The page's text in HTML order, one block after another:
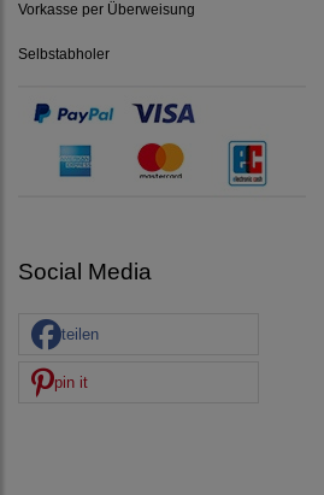
Vorkasse per Überweisung
Selbstabholer
Social Media
teilen
pin it